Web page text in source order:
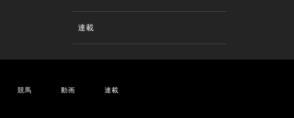
連載
競馬 動画 連載